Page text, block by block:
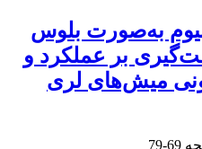
به‌صورت بلوس
بر عملکرد و
میش‌های لری
69-79